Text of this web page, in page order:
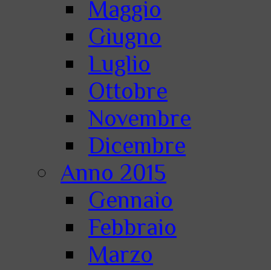
Maggio
Giugno
Luglio
Ottobre
Novembre
Dicembre
Anno 2015
Gennaio
Febbraio
Marzo